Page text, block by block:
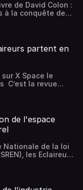
de David Colon :
à la conquête de
face à face
de la
une composante
la guerre
années
pour plus
partent en
X Space le
avez échappé
et le piège
son compte :
musk/ On
coups de coeur
de l'espace
Nationale de la loi
les Eclaireurs
Eric
le contenu et les
Visitez